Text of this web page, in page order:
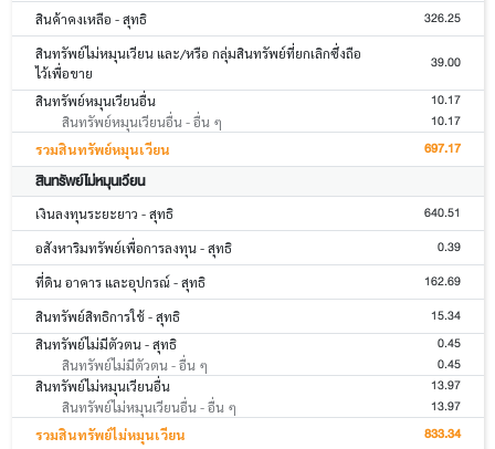
สินค้าคงเหลือ - สุทธิ 326.25
สินทรัพย์ไม่หมุนเวียน และ/หรือ กลุ่มสินทรัพย์ที่ยกเลิกซึ่งถือ
ไว้เพื่อขาย
39.00
สินทรัพย์หมุนเวียนอื่น 10.17
สินทรัพย์หมุนเวียนอื่น - อื่น ๆ 10.17
รวมสินทรัพย์หมุนเวียน 697.17
สินทรัพย์ไม่หมุนเวียน
เงินลงทุนระยะยาว - สุทธิ 640.51
อสังหาริมทรัพย์เพื่อการลงทุน - สุทธิ 0.39
ที่ดิน อาคาร และอุปกรณ์ - สุทธิ 162.69
สินทรัพย์สิทธิการใช้ - สุทธิ 15.34
สินทรัพย์ไม่มีตัวตน - สุทธิ 0.45
สินทรัพย์ไม่มีตัวตน - อื่น ๆ 0.45
สินทรัพย์ไม่หมุนเวียนอื่น 13.97
สินทรัพย์ไม่หมุนเวียนอื่น - อื่น ๆ 13.97
รวมสินทรัพย์ไม่หมุนเวียน 833.34